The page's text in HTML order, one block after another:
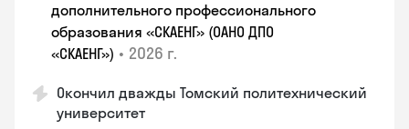
дополнительного профессионального
образования «СКАЕНГ» (ОАНО ДПО
«СКАЕНГ») • 2026 г.
Окончил дважды Томский политехнический
университет